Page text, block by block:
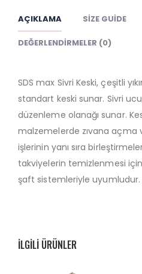
AÇIKLAMA SIZE GUIDE
DEĞERLENDIRMELER (0)
SDS max Sivri Keski, çeşitli
standart keski sunar. Sivri
düzenleme olanağı sunar.
malzemelerde zıvana açma
işlerinin yanı sıra
takviyelerin temizlenmesi için
şaft sistemleriyle uyumludur.
ILGILI ÜRÜNLER